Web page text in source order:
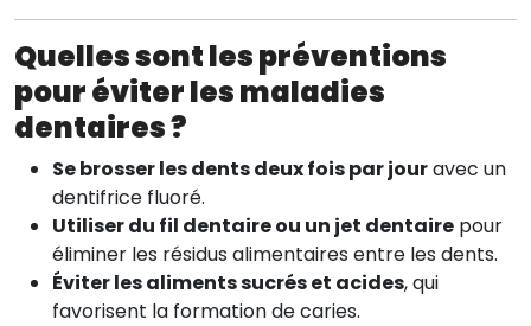
Quelles sont les préventions
pour éviter les maladies
dentaires ?
Se brosser les dents deux fois par jouravec un
dentifrice fluoré.
Utiliser du fil dentaire ou un jet dentaire pour
éliminer les résidus alimentaires entre les dents.
Éviter les aliments sucrés et acides, qui
favorisent la formation de caries.